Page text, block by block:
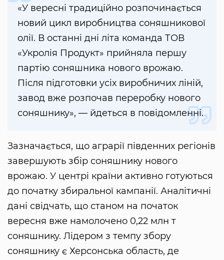
«У вересні традиційно розпочинається
новий цикл виробництва соняшникової
олії. В останні дні літа команда ТОВ
«Укролія Продукт» прийняла першу
партію соняшника нового врожаю.
Після підготовки усіх виробничих ліній,
завод вже розпочав переробку нового
соняшнику», — йдеться в повідомленні.
Зазначається, що аграрії південних регіонів
завершують збір соняшнику нового
врожаю. У центрі країни активно готуються
до початку збиральної кампанії. Аналітичні
дані свідчать, що станом на початок
вересня вже намолочено 0,22 млн т
соняшнику. Лідером з темпу збору
соняшнику є Херсонська область, де